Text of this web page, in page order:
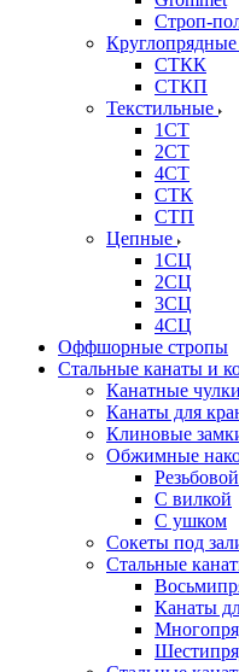
Строп-
Круглопрядные
СТКК
СТКП
Текстильные
1СТ
2СТ
4СТ
СТК
СТП
Цепные
1СЦ
2СЦ
3СЦ
4СЦ
Оффшорные стропы
Стальные канаты и
Канатные чулки
Канаты для
Клиновые
Обжимные
Резьбовой
С вилкой
С ушком
Сокеты под
Стальные
Канаты